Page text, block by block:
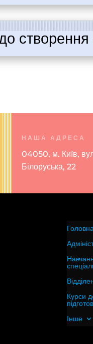
НАША АДРЕСА
04050, м. Київ,
Білоруська, 22
Курси
Інше